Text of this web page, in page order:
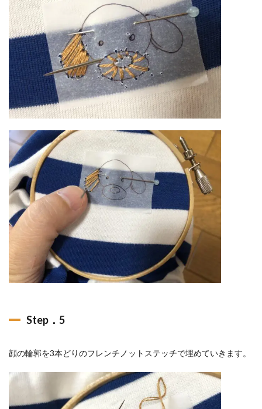
Step．5
顔の輪郭を3本どりのフレンチノットステッチで埋めていきます。